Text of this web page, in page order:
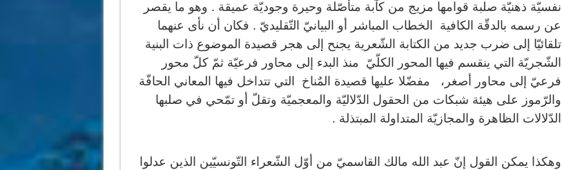
نفسيّة ذهنيّة صلبة قوامها مزيج من كآبة متأصّلة وحيرة وجوديّة عميقة . وهو ما يقصر
عن رسمه بالدقّة الكافية الخطاب المباشر أو البيانيّ التّقليديّ . فكان أن نأى عنهما
تلقائيّا إلى ضرب جديد من الكتابة الشّعرية يجنح إلى هجر قصيدة الموضوع ذات البنية
الشّجريّة التي ينقسم فيها المحور الكلّيّ منذ البدء إلى محاور فرعيّة ثمّ كلّ محور
فرعيّ إلى محاور أصغر، مفضّلا عليها قصيدة المٌناخ التي تتداخل فيها المعاني الحافّة
والرّموز على هيئة شبكات من الحقول الدّلاليّة والمعجميّة وتقلّ أو تمّحي في صلبها
الدّلالات الظاهرة والمجازيّة المتداولة المبتذلة .
وهكذا يمكن القول إنّ عبد الله مالك القاسميّ من أوّل الشّعراء التّونسيّين الذين عدلوا